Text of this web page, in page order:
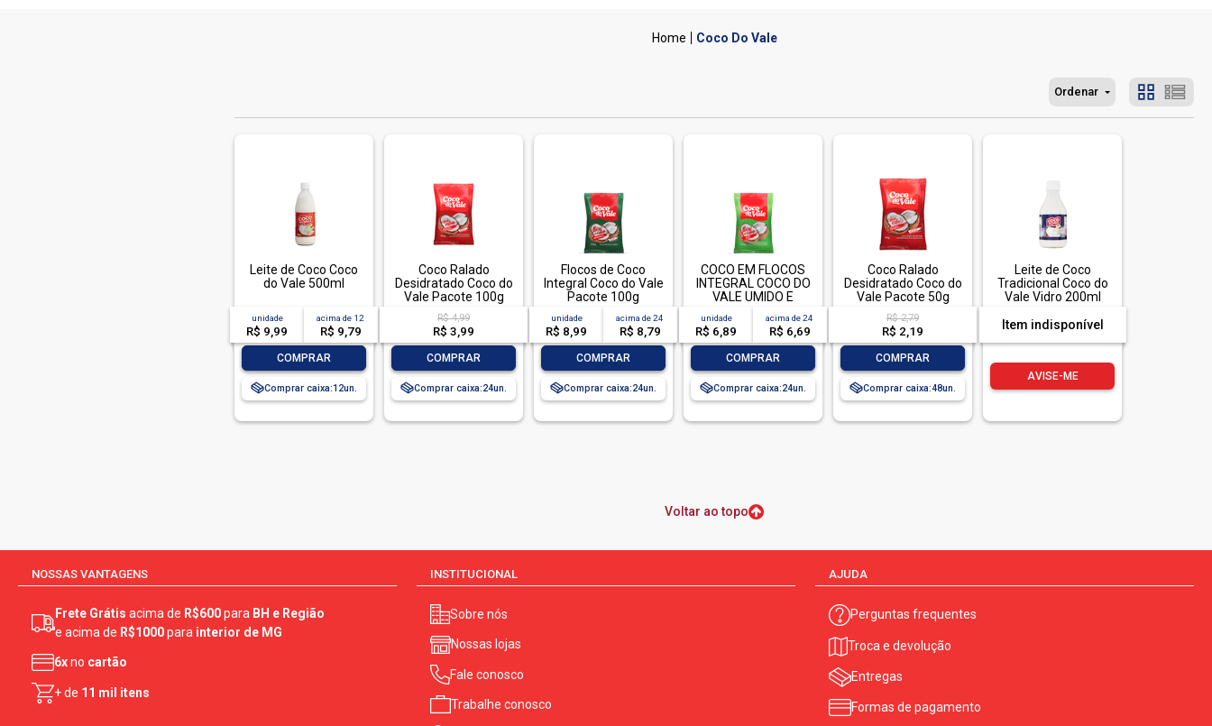
Coco Do Vale
Ordenar
Leite de Coco Coco
do Vale 500ml
unidade
R$ 9,99
acima de 12
R$ 9,79
COMPRAR
Comprar caixa:12
Coco Ralado
Desidratado Coco do
Vale Pacote 100g
R$ 4,99
R$ 3,99
COMPRAR
Comprar caixa:24
Flocos de Coco
Integral Coco do Vale
Pacote 100g
unidade
R$ 8,99
acima de24
R$ 8,79
COMPRAR
Comprar caixa:24
COCO EM FLOCOS
INTEGRAL COCO DO
VALE UMIDO E
ADOCADO 100G-PC
unidade
R$ 6,89
acima de24
R$ 6,69
COMPRAR
Comprar caixa:24
Coco Ralado
Desidratado Coco do
Vale Pacote 50g
R$ 2,79
R$ 2,19
COMPRAR
Comprar caixa:48
Leite de Coco
Tradicional Coco do
Vale Vidro 200ml
Item indisponível
AVISE-ME
Voltar ao topo
NOSSAS VANTAGENS
Frete Grátis acima de R$600para BH e Região
e acima de R$1000para interior de MG
6xno cartão
+ de 11 mil itens
INSTITUCIONAL
Sobre nós
Nossas lojas
Fale conosco
Trabalhe conosco
AJUDA
Perguntas frequentes
Troca e devolução
Entregas
Formas de pagamento